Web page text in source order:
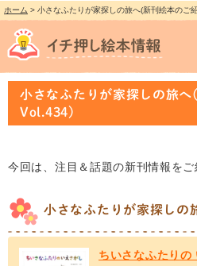
ホーム > 小さなふたりが家探しの旅へ(新刊絵本のご
小さなふたりが家探しの旅
Vol.434)
今回は、注目＆話題の新刊情報をご
小さなふたりが家探しの
ちいさなふたりの